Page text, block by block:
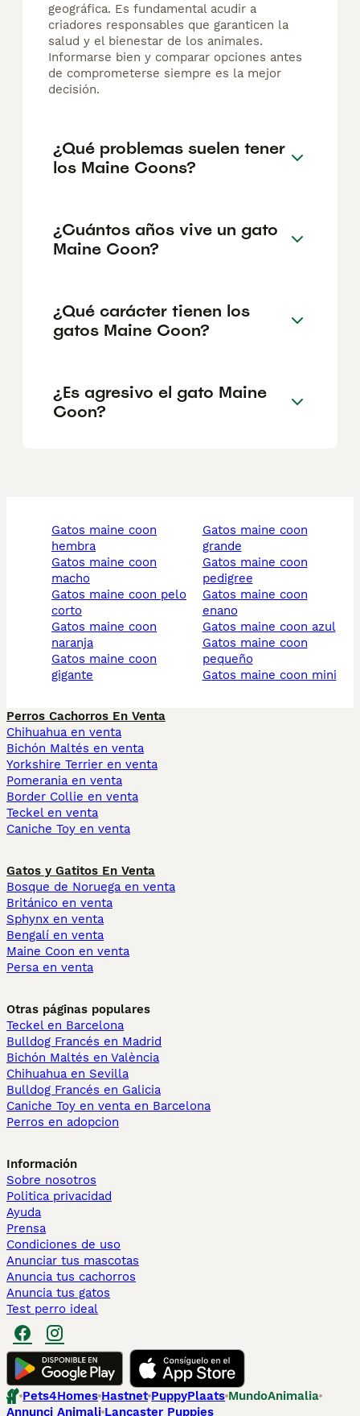
geográfica. Es fundamental acudir a
criadores responsables que garanticen la
salud y el bienestar de los animales.
Informarse bien y comparar opciones antes
de comprometerse siempre es la mejor
decisión.
¿Qué problemas suelen tener
los Maine Coons?
¿Cuántos años vive un gato
Maine Coon?
¿Qué carácter tienen los
gatos Maine Coon?
¿Es agresivo el gato Maine
Coon?
gatos maine coon
hembra
gatos maine coon
macho
gatos maine coon pelo
corto
gatos maine coon
naranja
gatos maine coon
gigante
gatos maine coon
grande
gatos maine coon
pedigree
gatos maine coon
enano
gatos maine coon azul
gatos maine coon
pequeño
gatos maine coon mini
Perros Cachorros En Venta
Chihuahua en venta
Bichón Maltés en venta
Yorkshire Terrier en venta
Pomerania en venta
Border Collie en venta
Teckel en venta
Caniche Toy en venta
Gatos y Gatitos En Venta
Bosque de Noruega en venta
Británico en venta
Sphynx en venta
Bengalí en venta
Maine Coon en venta
Persa en venta
Otras páginas populares
Teckel en Barcelona
Bulldog Francés en Madrid
Bichón Maltés en València
Chihuahua en Sevilla
Bulldog Francés en Galicia
Caniche Toy en venta en Barcelona
Perros en adopcion
Información
Sobre nosotros
Politica privacidad
Ayuda
Prensa
Condiciones de uso
Anunciar tus mascotas
Anuncia tus cachorros
Anuncia tus gatos
Test perro ideal
Pets4Homes Hastnet PuppyPlaats MundoAnimalia
Annunci Animali Lancaster Puppies